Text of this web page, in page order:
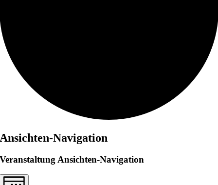
Ansichten-Navigation
Veranstaltung Ansichten-Navigation